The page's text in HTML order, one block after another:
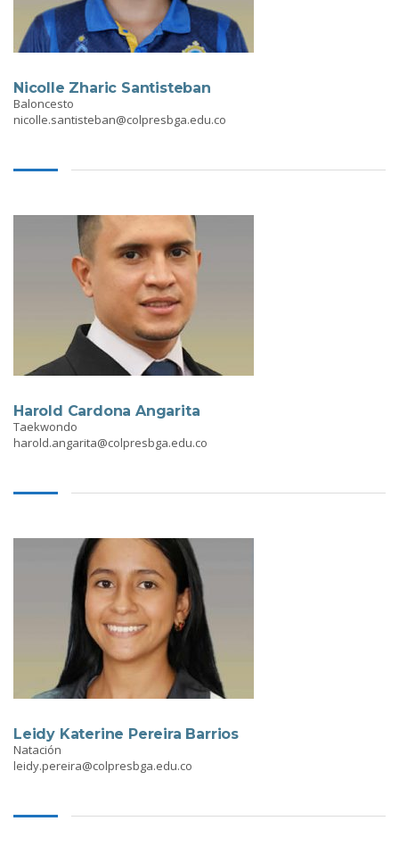
Nicolle Zharic Santisteban
Baloncesto
nicolle.santisteban@colpresbga.edu.co
Harold Cardona Angarita
Taekwondo
harold.angarita@colpresbga.edu.co
Leidy Katerine Pereira Barrios
Natación
leidy.pereira@colpresbga.edu.co